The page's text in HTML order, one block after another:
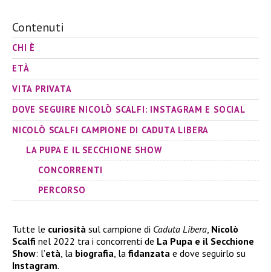
Contenuti
CHI È
ETÀ
VITA PRIVATA
DOVE SEGUIRE NICOLÒ SCALFI: INSTAGRAM E SOCIAL
NICOLÒ SCALFI CAMPIONE DI CADUTA LIBERA
LA PUPA E IL SECCHIONE SHOW
CONCORRENTI
PERCORSO
Tutte le curiosità sul campione di Caduta Libera Nicolò
Scalfi nel 2022 tra i concorrenti de La Pupa e il Secchione
Show: l’età , la biografia , la fidanzata e dove seguirlo su
Instagram.